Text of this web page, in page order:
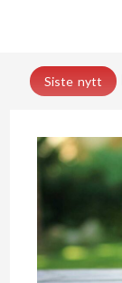
Siste nytt